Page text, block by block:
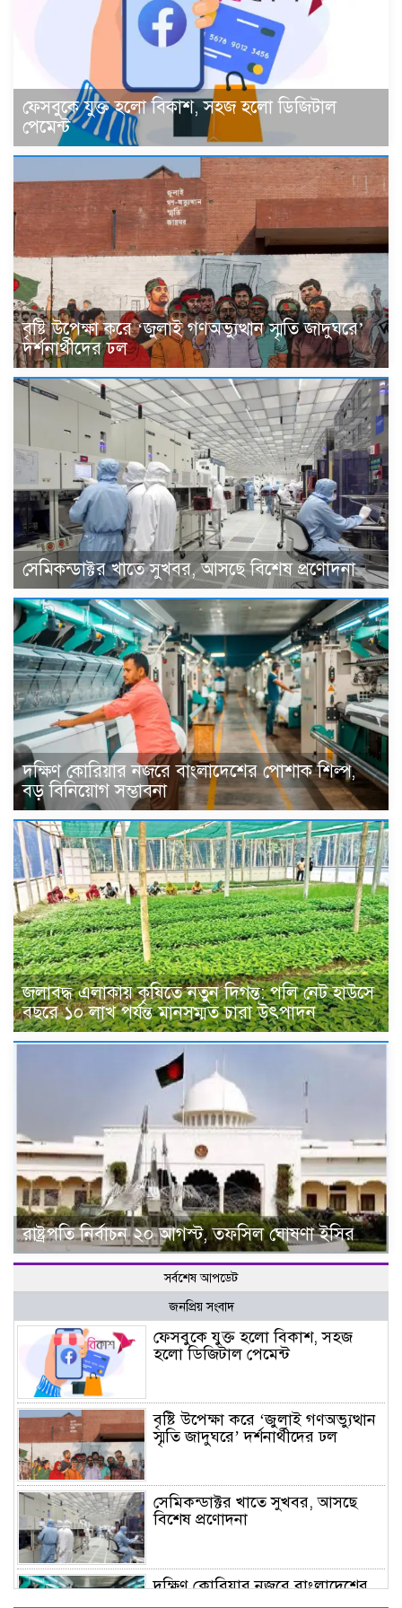
ফেসবুকে যুক্ত হলো বিকাশ, সহজ হলো ডিজিটাল
পেমেন্ট
বৃষ্টি উপেক্ষা করে ‘জুলাই গণঅভ্যুত্থান স্মৃতি জাদুঘরে’
দর্শনার্থীদের ঢল
সেমিকন্ডাক্টর খাতে সুখবর, আসছে বিশেষ প্রণোদনা
দক্ষিণ কোরিয়ার নজরে বাংলাদেশের পোশাক শিল্প,
বড় বিনিয়োগ সম্ভাবনা
জলাবদ্ধ এলাকায় কৃষিতে নতুন দিগন্ত: পলি নেট হাউসে
বছরে ১০ লাখ পর্যন্ত মানসম্মত চারা উৎপাদন
রাষ্ট্রপতি নির্বাচন ২০ আগস্ট, তফসিল ঘোষণা ইসির
সর্বশেষ আপডেট
জনপ্রিয় সংবাদ
ফেসবুকে যুক্ত হলো বিকাশ, সহজ
হলো ডিজিটাল পেমেন্ট
বৃষ্টি উপেক্ষা করে ‘জুলাই গণঅভ্যুত্থান
স্মৃতি জাদুঘরে’ দর্শনার্থীদের ঢল
সেমিকন্ডাক্টর খাতে সুখবর, আসছে
বিশেষ প্রণোদনা
দক্ষিণ কোরিয়ার নজরে বাংলাদেশের
পোশাক শিল্প, বড় বিনিয়োগ সম্ভাবনা